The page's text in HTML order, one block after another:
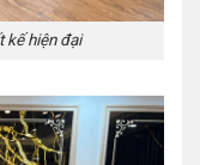
kế hiện đại